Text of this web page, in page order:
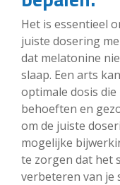
Het is essentieel
juiste dosering
dat melatonine
slaap. Een arts
optimale dosis
behoeften en
om de juiste
mogelijke
te zorgen dat het
verbeteren van je